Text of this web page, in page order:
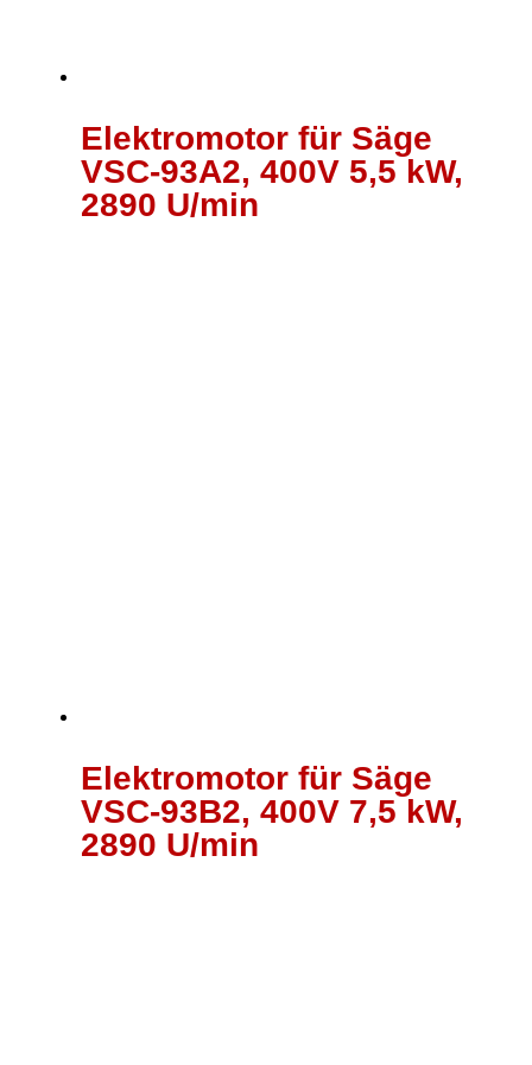
Elektromotor für Säge
VSC-93A2, 400V 5,5 kW,
2890 U/min
Elektromotor für Säge
VSC-93B2, 400V 7,5 kW,
2890 U/min